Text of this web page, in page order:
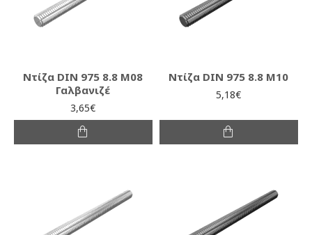
Ντίζα DIN 975 8.8 M08
Γαλβανιζέ
3,65€
Ντίζα DIN 975 8.8 M10
5,18€